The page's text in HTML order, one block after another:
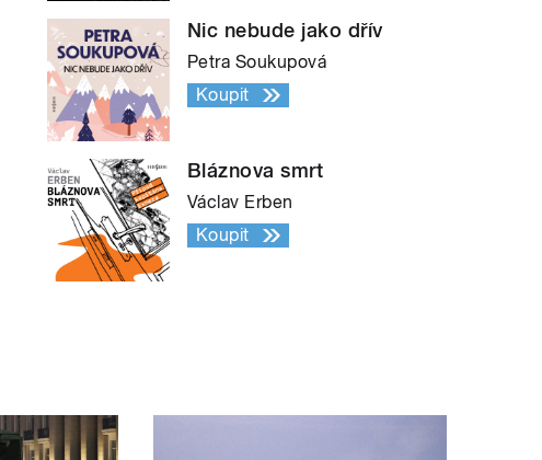
Nic nebude jako dřív
Petra Soukupová
Koupit
Bláznova smrt
Václav Erben
Koupit